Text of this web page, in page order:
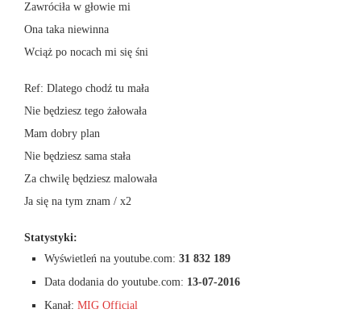
Zawróciła w głowie mi
Ona taka niewinna
Wciąż po nocach mi się śni
Ref: Dlatego chodź tu mała
Nie będziesz tego żałowała
Mam dobry plan
Nie będziesz sama stała
Za chwilę będziesz malowała
Ja się na tym znam / x2
Statystyki:
Wyświetleń na youtube.com: 31 832 189
Data dodania do youtube.com: 13-07-2016
Kanał: MIG Official